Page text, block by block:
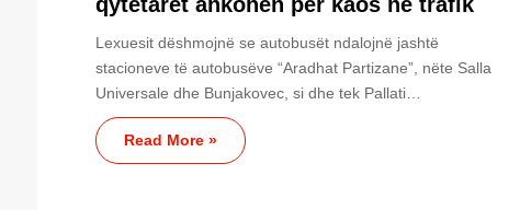
Lexuesit dëshmojnë se autobusët ndalojnë jashtë
stacioneve të autobusëve “Aradhat Partizane”, nëte Salla
Universale dhe Bunjakovec, si dhe tek Pallati…
Read More »